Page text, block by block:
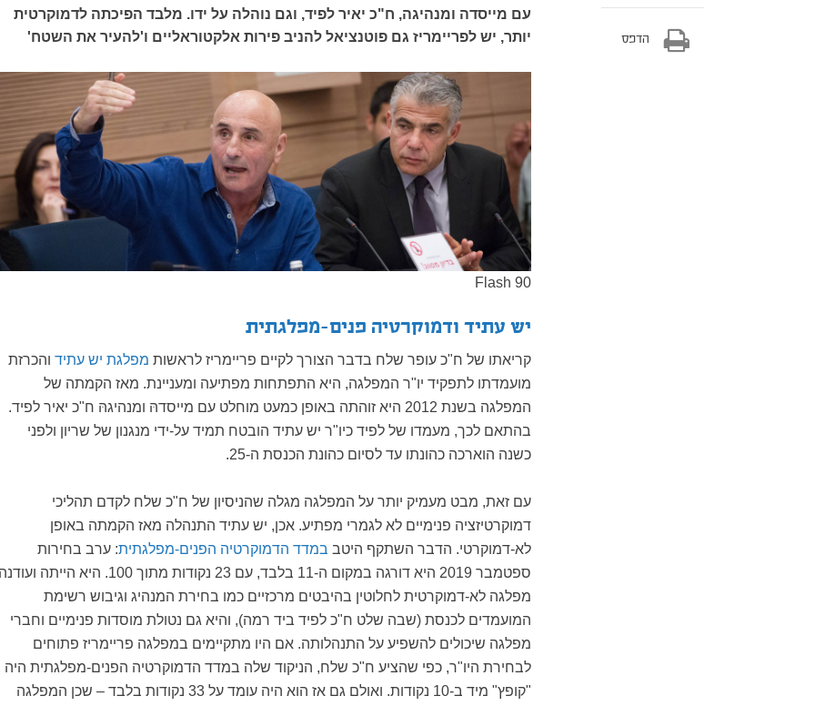
עם מייסדה ומנהיגה, ח"כ יאיר לפיד, וגם נוהלה על ידו. מלבד הפיכתה לדמוקרטית
יותר, יש לפריימריז גם פוטנציאל להניב פירות אלקטוראליים ו'להעיר את השטח'
Flash 90
יש עתיד ודמוקרטיה פנים-מפלגתית
קריאתו של ח"כ עופר שלח בדבר הצורך לקיים פריימריז לראשות מפלגת יש עתיד והכרזת
מועמדתו לתפקיד יו"ר המפלגה, היא התפתחות מפתיעה ומעניינת. מאז הקמתה של
המפלגה בשנת 2012 היא זוהתה באופן כמעט מוחלט עם מייסדהּ ומנהיגהּ ח"כ יאיר לפיד.
בהתאם לכך, מעמדו של לפיד כיו"ר יש עתיד הובטח תמיד על-ידי מנגנון של שריון ולפני
כשנה הוארכה כהונתו עד לסיום כהונת הכנסת ה-25.
עם זאת, מבט מעמיק יותר על המפלגה מגלה שהניסיון של ח"כ שלח לקדם תהליכי
דמוקרטיזציה פנימיים לא לגמרי מפתיע. אכן, יש עתיד התנהלה מאז הקמתה באופן
לא-דמוקרטי. הדבר השתקף היטב במדד הדמוקרטיה הפנים-מפלגתית: ערב בחירות
ספטמבר 2019 היא דורגה במקום ה-11 בלבד, עם 23 נקודות מתוך 100. היא הייתה
מפלגה לא-דמוקרטית לחלוטין בהיבטים מרכזיים כמו בחירת המנהיג וגיבוש רשימת
המועמדים לכנסת (שבה שלט ח"כ לפיד ביד רמה), והיא גם נטולת מוסדות פנימיים וחברי
מפלגה שיכולים להשפיע על התנהלותה. אם היו מתקיימים במפלגה פריימריז פתוחים
לבחירת היו"ר, כפי שהציע ח"כ שלח, הניקוד שלה במדד הדמוקרטיה הפנים-מפלגתית היה
"קופץ" מיד ב-10 נקודות. ואולם גם אז הוא היה עומד על 33 נקודות בלבד – שכן המפלגה
הדפס